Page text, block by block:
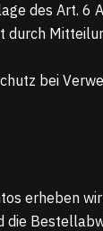
des Art. 6
durch
bei
erheben